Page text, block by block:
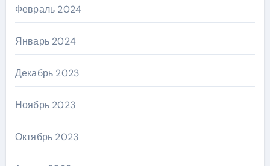
Февраль 2024
Январь 2024
Декабрь 2023
Ноябрь 2023
Октябрь 2023